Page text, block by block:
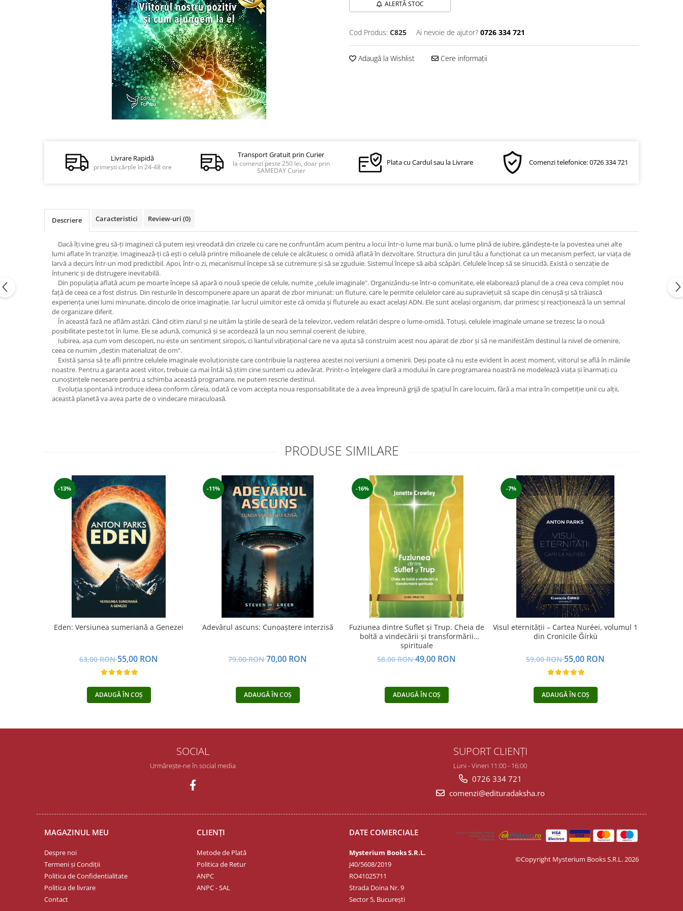
Viata după moarte
Relații de cuplu
Psihologie practică
Lumea îngerilor
Seria Masaru Emoto
Inspiraţie divină
Vindecare spirituală
Spiritualitate şi ştiinţă
ALERTĂ STOC
Cod Produs: C825 Ai nevoie de ajutor? 0726 334 721
Adaugă la Wishlist Cere informații
Livrare Rapidă
primești cărțile în 24-48 ore
Transport Gratuit prin Curier
la comenzi peste 250 lei, doar prin
SAMEDAY Curier
Plata cu Cardul sau la Livrare Comenzi telefonice: 0726 334 721
Descriere Caracteristici Review-uri (0)
Dacă îţi vine greu să-ţi imaginezi că putem ieşi vreodată din crizele cu care ne confruntăm acum pentru a locui într-o lume mai bună, o lume plină de iubire, gândeşte-te la povestea unei alte
lumi aflate în tranziţie. Imaginează-ţi că eşti o celulă printre milioanele de celule ce alcătuiesc o omidă aflată în dezvoltare. Structura din jurul tău a funcţionat ca un mecanism perfect, iar viaţa de
larvă a decurs într-un mod predictibil. Apoi, într-o zi, mecanismul începe să se cutremure şi să se zguduie. Sistemul începe să aibă scăpări. Celulele încep să se sinucidă. Există o senzaţie de
întuneric şi de distrugere inevitabilă.
Din populaţia aflată acum pe moarte începe să apară o nouă specie de celule, numite „celule imaginale". Organizându-se într-o comunitate, ele elaborează planul de a crea ceva complet nou
faţă de ceea ce a fost distrus. Din resturile în descompunere apare un aparat de zbor minunat: un fluture, care le permite celulelor care au supravieţuit să scape din cenuşă şi să trăiască
experienţa unei lumi minunate, dincolo de orice imaginaţie. Iar lucrul uimitor este că omida şi fluturele au exact acelaşi ADN. Ele sunt acelaşi organism, dar primesc şi reacţionează la un semnal
de organizare diferit.
În această fază ne aflăm astăzi. Când citim ziarul şi ne uităm la ştirile de seară de la televizor, vedem relatări despre o lume-omidă. Totuşi, celulele imaginale umane se trezesc la o nouă
posibilitate peste tot în lume. Ele se adună, comunică şi se acordează la un nou semnal coerent de iubire.
Iubirea, aşa cum vom descoperi, nu este un sentiment siropos, ci liantul vibraţional care ne va ajuta să construim acest nou aparat de zbor şi să ne manifestăm destinul la nivel de omenire,
ceea ce numim „destin materializat de om".
Există şansa să te afli printre celulele imaginale evoluţioniste care contribuie la naşterea acestei noi versiuni a omenirii. Deşi poate că nu este evident în acest moment, viitorul se află în mâinile
noastre. Pentru a garanta acest viitor, trebuie ca mai întâi să ştim cine suntem cu adevărat. Printr-o înţelegere clară a modului în care programarea noastră ne modelează viaţa şi înarmaţi cu
cunoştinţele necesare pentru a schimba această programare, ne putem rescrie destinul.
Evoluţia spontană introduce ideea conform căreia, odată ce vom accepta noua responsabilitate de a avea împreună grijă de spaţiul în care locuim, fără a mai intra în competiţie unii cu alţii,
această planetă va avea parte de o vindecare miraculoasă.
PRODUSE SIMILARE
-13%
Eden: Versiunea sumeriană a Genezei
63,00 RON55,00 RON
ADAUGĂ ÎN COȘ
-11%
Adevărul ascuns: Cunoaștere interzisă
79,00 RON70,00 RON
ADAUGĂ ÎN COȘ
-16%
Fuziunea dintre Suflet și Trup. Cheia de
boltă a vindecării și transformării
spirituale
58,00 RON49,00 RON
ADAUGĂ ÎN COȘ
-7%
Visul eternității – Cartea Nuréei, volumul 1
din Cronicile Ǧírkù
59,00 RON55,00 RON
ADAUGĂ ÎN COȘ
SOCIAL
Urmărește-ne în social media
SUPORT CLIENȚI
Luni - Vineri 11:00 - 16:00
0726 334 721
comenzi@edituradaksha.ro
MAGAZINUL MEU
Despre noi
Termeni și Condiții
Politica de Confidentialitate
Politica de livrare
Contact
CLIENȚI
Metode de Plată
Politica de Retur
ANPC
ANPC - SAL
DATE COMERCIALE
Mysterium Books S.R.L.
J40/5608/2019
RO41025711
Strada Doina Nr. 9
Sector 5, București
©Copyright Mysterium Books S.R.L. 2026